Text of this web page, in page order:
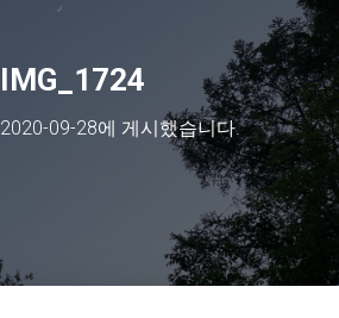
IMG_1724
2020-09-28에 게시했습니다.